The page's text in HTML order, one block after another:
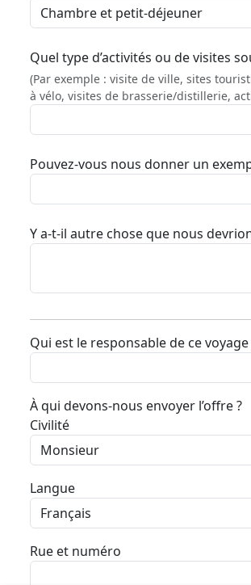
Quel type d’activités ou de visites
(Par exemple : visite de ville, sites
à vélo, visites de brasserie/distillerie,
Pouvez-vous nous donner un
Y a-t-il autre chose que nous
Qui est le responsable de ce
À qui devons-nous envoyer l’offre ?
Civilité
Langue
Rue et numéro